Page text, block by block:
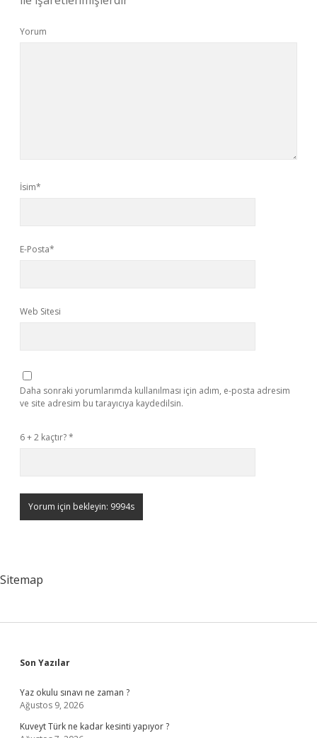
Yorum
İsim*
E-Posta*
Web Sitesi
Daha sonraki yorumlarımda kullanılması için adım, e-posta adresim
ve site adresim bu tarayıcıya kaydedilsin.
6 + 2 kaçtır?*
Sitemap
Sidebar
Son Yazılar
Yaz okulu sınavı ne zaman ?
Ağustos 9, 2026
Kuveyt Türk ne kadar kesinti yapıyor ?